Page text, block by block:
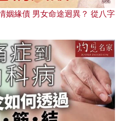
姻緣債 男女命途迥異？ 從八字